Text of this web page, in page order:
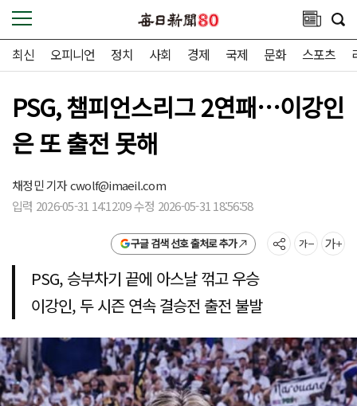
최신 오피니언 정치 사회 경제 국제 문화 스포츠
PSG, 챔피언스리그 2연패…이강인
은 또 출전 못해
채정민 기자cwolf@imaeil.com
입력 2026-05-31 14:12:09 수정 2026-05-31 18:56:58
구글 검색 선호 출처로 추가
PSG, 승부차기 끝에 아스날 꺾고 우승
이강인, 두 시즌 연속 결승전 출전 불발